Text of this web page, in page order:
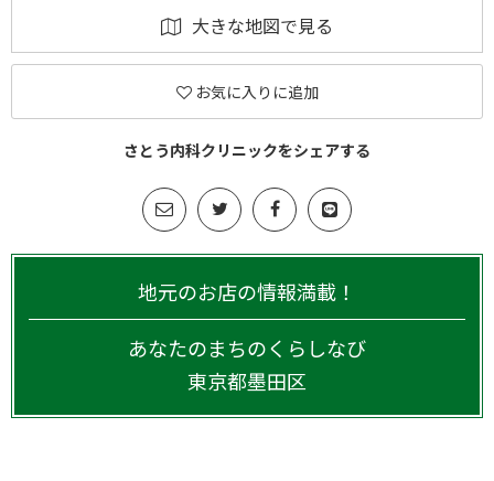
大きな地図で見る
お気に入りに追加
さとう内科クリニックをシェアする
地元のお店の情報満載！
あなたのまちのくらしなび
東京都墨田区